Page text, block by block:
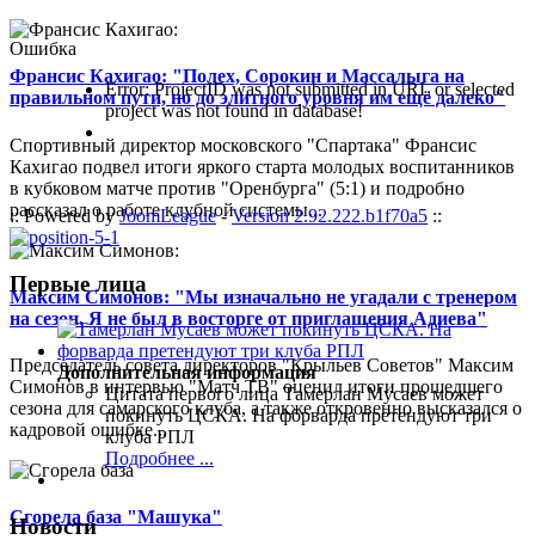
Франсис Кахигао: "Полех, Сорокин и Массалыга на
правильном пути, но до элитного уровня им ещё далеко"
Спортивный директор московского "Спартака" Франсис
Кахигао подвел итоги яркого старта молодых воспитанников
в кубковом матче против "Оренбурга" (5:1) и подробно
рассказал о работе клубной системы...
Максим Симонов: "Мы изначально не угадали с тренером
на сезон. Я не был в восторге от приглашения Адиева"
Председатель совета директоров "Крыльев Советов" Максим
Симонов в интервью "Матч ТВ" оценил итоги прошедшего
сезона для самарского клуба, а также откровенно высказался о
кадровой ошибке...
Сгорела база "Машука"
Ошибка
Error: ProjectID was not submitted in URL or selected
project was not found in database!
:: Powered byJoomLeague-Version 2.92.222.b1f70a5 ::
Первые лица
Дополнительная информация
Цитата первого лица Тамерлан Мусаев может
покинуть ЦСКА. На форварда претендуют три
клуба РПЛ
Подробнее ...
Новости